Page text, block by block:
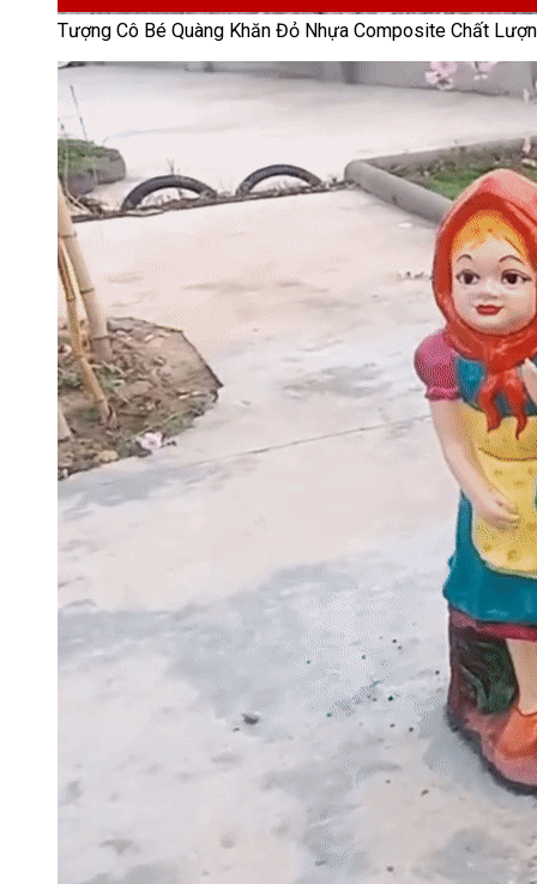
Tượng Cô Bé Quàng Khăn Đỏ Nhựa Composite Chất